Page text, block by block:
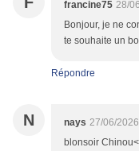
francine75 28/
Bonjour, je ne
te souhaite un
Répondre
N nays 27/06/
blonsoir